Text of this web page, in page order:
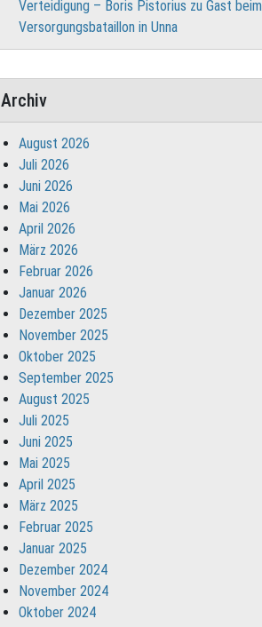
Verteidigung – Boris Pistorius zu Gast beim
Versorgungsbataillon in Unna
Archiv
August 2026
Juli 2026
Juni 2026
Mai 2026
April 2026
März 2026
Februar 2026
Januar 2026
Dezember 2025
November 2025
Oktober 2025
September 2025
August 2025
Juli 2025
Juni 2025
Mai 2025
April 2025
März 2025
Februar 2025
Januar 2025
Dezember 2024
November 2024
Oktober 2024